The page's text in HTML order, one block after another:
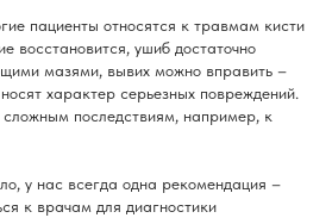
пациенты относятся к травмам кисти
восстановится, ушиб достаточно
мазями, вывих можно вправить –
характер серьезных повреждений.
сложным последствиям, например, к
у нас всегда одна рекомендация –
к врачам для диагностики